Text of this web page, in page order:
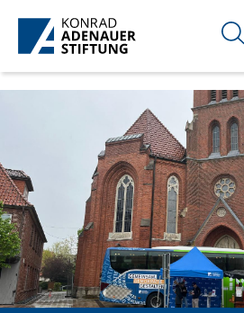
Zum Hauptinhalt springen